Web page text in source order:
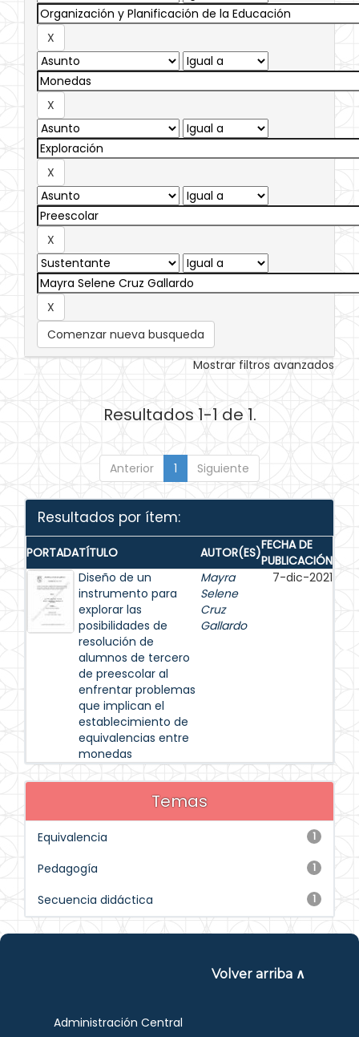
Comenzar nueva busqueda
Mostrar filtros avanzados
Resultados 1-1 de 1.
Anterior 1 Siguiente
Resultados por ítem:
PORTADATÍTULO AUTOR(ES)FECHA DE
PUBLICACIÓN
Diseño de un
instrumento para
explorar las
posibilidades de
resolución de
alumnos de tercero
de preescolar al
enfrentar problemas
que implican el
establecimiento de
equivalencias entre
monedas
Mayra
Selene
Cruz
Gallardo
7-dic-2021
Temas
1
Equivalencia
1
Pedagogía
1
Secuencia didáctica
Volver arriba ∧
Administración Central